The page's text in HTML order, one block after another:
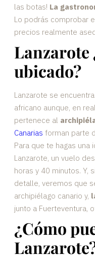
las botas! La
Lo podrás comprobar
precios realmente
Lanzarote
ubicado?
Lanzarote se
africano aunque, en
pertenece al
Canarias forman parte
Para que te hagas
Lanzarote, un vuelo
horas y 40 minutos. Y,
detalle, veremos que
archipiélago canario y,
junto a Fuerteventura,
¿Cómo